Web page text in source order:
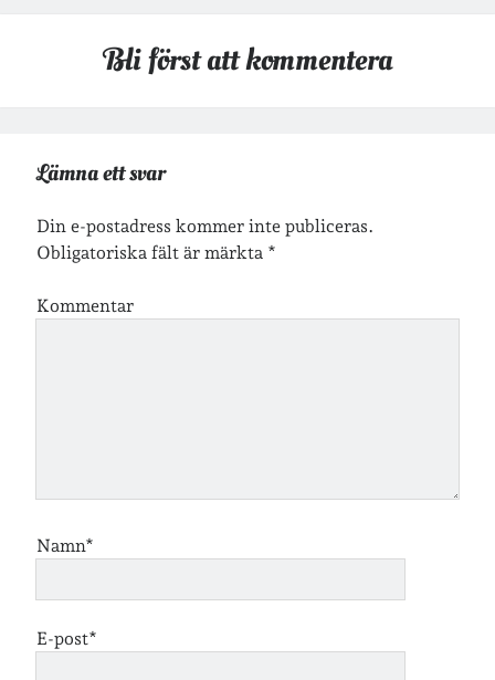
Jag bokförmin läsning på Goodreads.
Bli först att kommentera
Lämna ett svar
Din e-postadress kommer inte publiceras.
Obligatoriska fält är märkta *
Kommentar
Namn*
E-post*